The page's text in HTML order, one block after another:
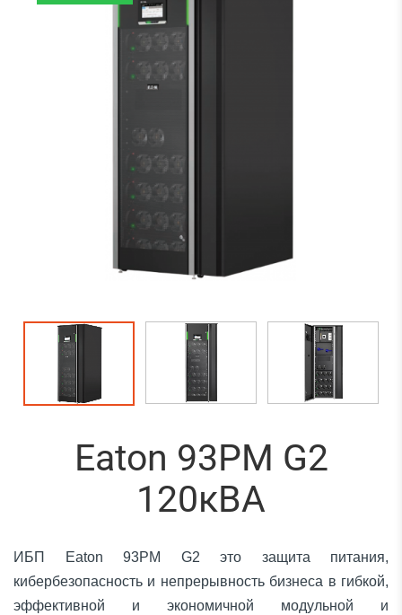
Eaton 93PM G2
120кВА
ИБП Eaton 93PM G2 это защита питания,
кибербезопасность и непрерывность бизнеса в гибкой,
эффективной и экономичной модульной и